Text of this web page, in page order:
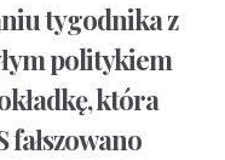
tygodnika z
politykiem
która
fałszowano